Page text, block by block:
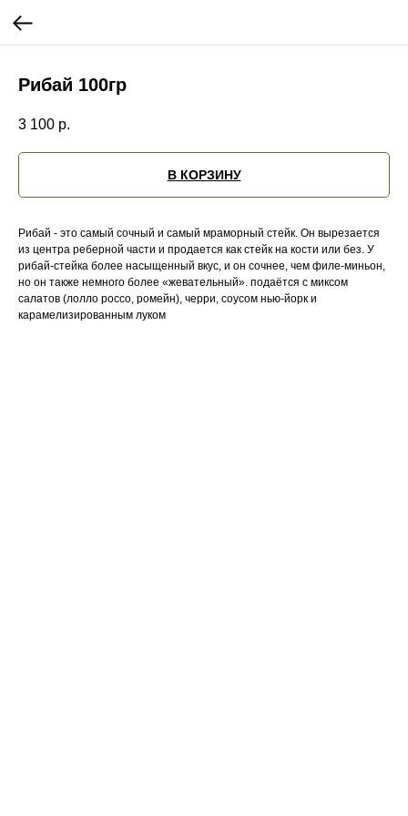
Рибай 100гр
3 100 р.
В КОРЗИНУ
Рибай - это самый сочный и самый мраморный стейк. Он вырезается
из центра реберной части и продается как стейк на кости или без. У
рибай-стейка более насыщенный вкус, и он сочнее, чем филе-миньон,
но он также немного более «жевательный». подаётся с миксом
салатов (лолло россо, ромейн), черри, соусом нью-йорк и
карамелизированным луком